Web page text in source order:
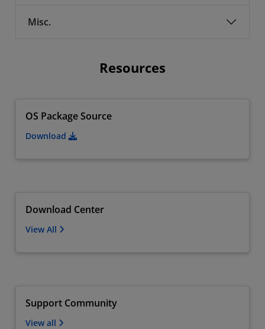
Misc.
Resources
OS Package Source
Download
Download Center
View All
Support Community
View all